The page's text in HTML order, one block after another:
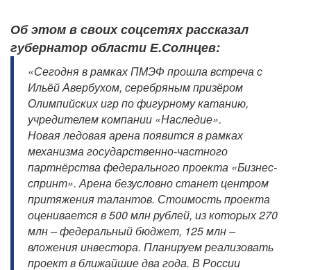
Об этом в своих соцсетях рассказал
губернатор области Е.Солнцев:
«Сегодня в рамках ПМЭФ прошла встреча с
Ильёй Авербухом, серебряным призёром
Олимпийских игр по фигурному катанию,
учредителем компании «Наследие».
Новая ледовая арена появится в рамках
механизма государственно-частного
партнёрства федерального проекта «Бизнес-
спринт». Арена безусловно станет центром
притяжения талантов. Стоимость проекта
оценивается в 500 млн рублей, из которых 270
млн – федеральный бюджет, 125 млн –
вложения инвестора. Планируем реализовать
проект в ближайшие два года. В России